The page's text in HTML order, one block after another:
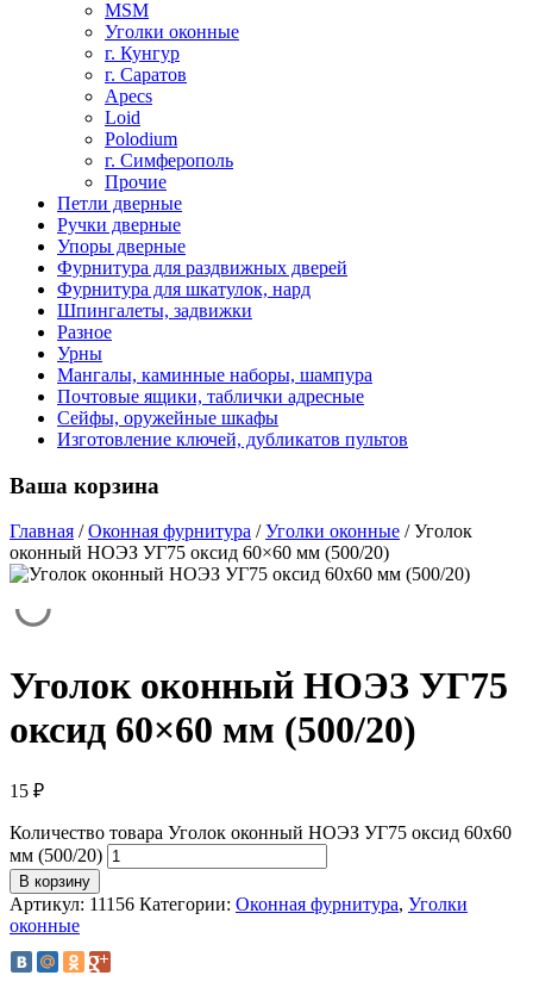
MSM
Уголки оконные
г. Кунгур
г. Саратов
Apecs
Loid
Polodium
г. Симферополь
Прочие
Петли дверные
Ручки дверные
Упоры дверные
Фурнитура для раздвижных дверей
Фурнитура для шкатулок, нард
Шпингалеты, задвижки
Разное
Урны
Мангалы, каминные наборы, шампура
Почтовые ящики, таблички адресные
Сейфы, оружейные шкафы
Изготовление ключей, дубликатов пультов
Ваша корзина
Главная / Оконная фурнитура / Уголки оконные / Уголок
оконный НОЭЗ УГ75 оксид 60×60 мм (500/20)
Уголок оконный НОЭЗ УГ75
оксид 60×60 мм (500/20)
15 ₽
Количество товара Уголок оконный НОЭЗ УГ75 оксид 60x60
мм (500/20)
В корзину
Артикул: 11156 Категории: Оконная фурнитура, Уголки
оконные